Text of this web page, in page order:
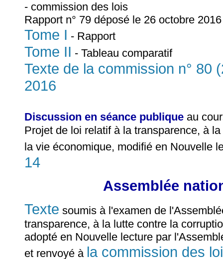
- commission des lois
Rapport n° 79 déposé le 26 octobre
Tome I - Rapport
Tome II - Tableau comparatif
Texte de la commission n° 80
2016
Discussion en séance publique au
Projet de loi relatif à la transparence, à
la vie économique, modifié en Nouvelle
14
Assemblée
Texte soumis à l'examen de
transparence, à la lutte contre la
adopté en Nouvelle lecture par
et renvoyé à la commission des